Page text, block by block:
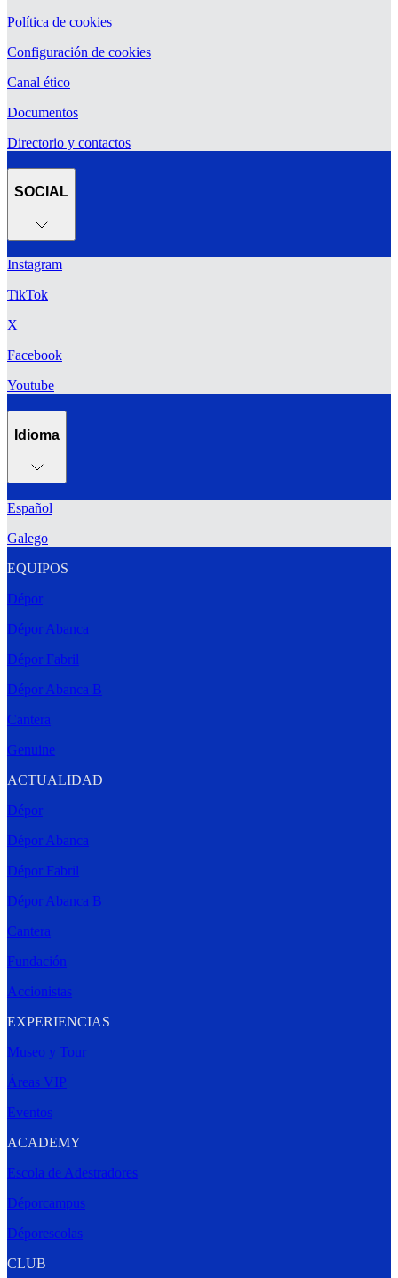
Política de cookies
Configuración de cookies
Canal ético
Documentos
Directorio y contactos
SOCIAL
Instagram
TikTok
X
Facebook
Youtube
Idioma
Español
Galego
EQUIPOS
Dépor
Dépor Abanca
Dépor Fabril
Dépor Abanca B
Cantera
Genuine
ACTUALIDAD
Dépor
Dépor Abanca
Dépor Fabril
Dépor Abanca B
Cantera
Fundación
Accionistas
EXPERIENCIAS
Museo y Tour
Áreas VIP
Eventos
ACADEMY
Escola de Adestradores
Déporcampus
Déporescolas
CLUB